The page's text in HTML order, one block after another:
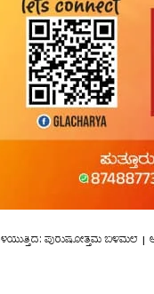
ಪುರುಷೋತ್ತಮ ಬಿಳಿಮಲೆ |